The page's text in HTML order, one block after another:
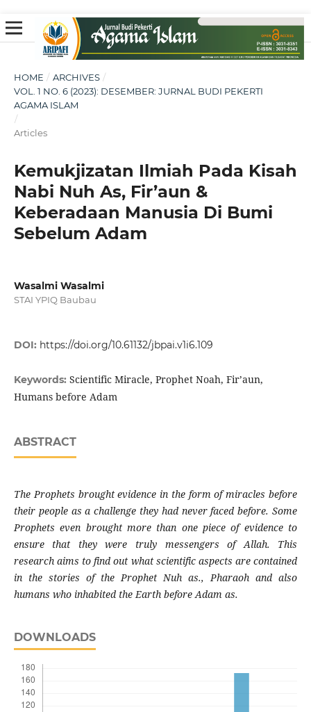
HOME / ARCHIVES /
VOL. 1 NO. 6 (2023): DESEMBER: JURNAL BUDI PEKERTI
AGAMA ISLAM
/
Articles
Kemukjizatan Ilmiah Pada Kisah
Nabi Nuh As, Fir’aun &
Keberadaan Manusia Di Bumi
Sebelum Adam
Wasalmi Wasalmi
STAI YPIQ Baubau
DOI: https://doi.org/10.61132/jbpai.v1i6.109
Keywords: Scientific Miracle, Prophet Noah, Fir’aun,
Humans before Adam
ABSTRACT
The Prophets brought evidence in the form of miracles before
their people as a challenge they had never faced before. Some
Prophets even brought more than one piece of evidence to
ensure that they were truly messengers of Allah. This
research aims to find out what scientific aspects are contained
in the stories of the Prophet Nuh as., Pharaoh and also
humans who inhabited the Earth before Adam as.
DOWNLOADS